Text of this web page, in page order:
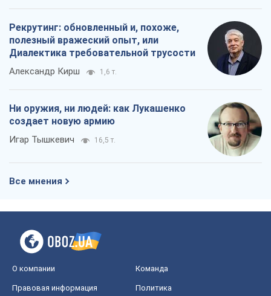
Рекрутинг: обновленный и, похоже,
полезный вражеский опыт, или
Диалектика требовательной трусости
Александр Кирш 1,6 т.
Ни оружия, ни людей: как Лукашенко
создает новую армию
Игар Тышкевич 16,5 т.
Все мнения
О компании Команда
Правовая информация
Политика